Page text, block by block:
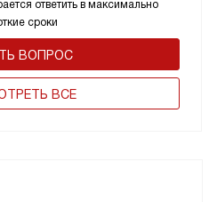
ответить в максимально
сроки
ВОПРОС
ВСЕ